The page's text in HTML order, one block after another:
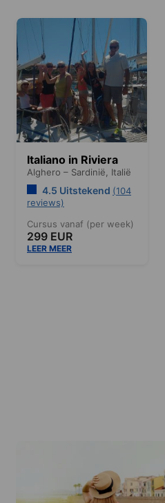
Italiano in Riviera
Alghero – Sardinië, Italië
4.5 Uitstekend (104
reviews)
Cursus vanaf (per week)
299 EUR
LEER MEER